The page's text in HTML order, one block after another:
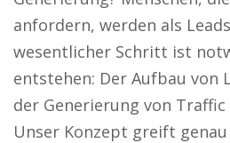
anfordern, werden als
wesentlicher Schritt ist
entstehen: Der Aufbau von
der Generierung von Traffic
Unser Konzept greift